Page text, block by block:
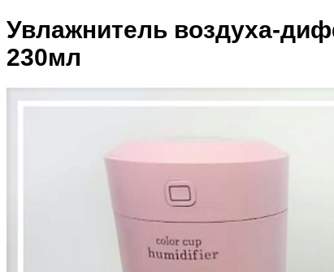
Увлажнитель воздуха-
230мл